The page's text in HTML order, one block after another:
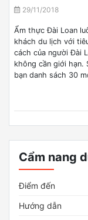
Cẩm nang
Điểm đến
Hướng dẫn
29/11/2018
Ẩm thực Đài Loan
khách du lịch với
cách của người Đài
không cần giới hạn.
bạn danh sách 30